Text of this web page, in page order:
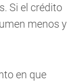
Si el crédito
menos y
en que